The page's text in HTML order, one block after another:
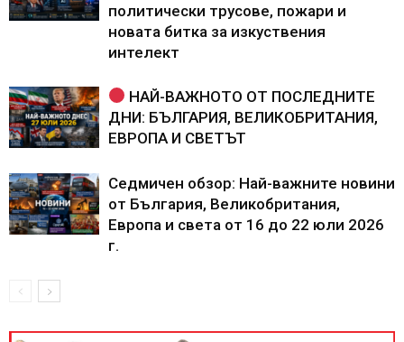
политически трусове, пожари и
новата битка за изкуствения
интелект
НАЙ-ВАЖНОТО ОТ ПОСЛЕДНИТЕ
ДНИ: БЪЛГАРИЯ, ВЕЛИКОБРИТАНИЯ,
ЕВРОПА И СВЕТЪТ
Седмичен обзор: Най-важните новини
от България, Великобритания,
Европа и света от 16 до 22 юли 2026
г.